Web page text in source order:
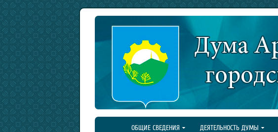
ОБЩИЕ СВЕДЕНИЯ ДЕЯТЕЛЬНОСТЬ ДУМЫ